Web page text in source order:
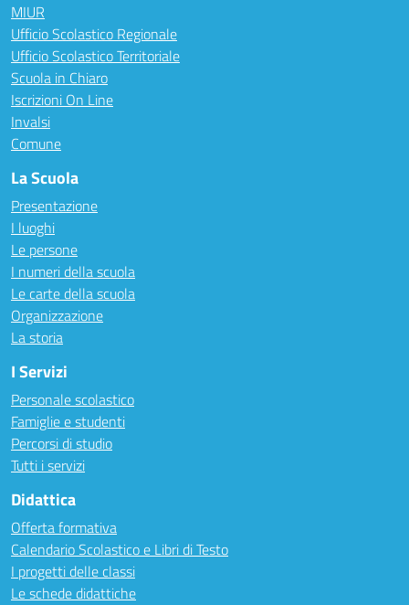
MIUR
Ufficio Scolastico Regionale
Ufficio Scolastico Territoriale
Scuola in Chiaro
Iscrizioni On Line
Invalsi
Comune
La Scuola
Presentazione
I luoghi
Le persone
I numeri della scuola
Le carte della scuola
Organizzazione
La storia
I Servizi
Personale scolastico
Famiglie e studenti
Percorsi di studio
Tutti i servizi
Didattica
Offerta formativa
Calendario Scolastico e Libri di Testo
I progetti delle classi
Le schede didattiche